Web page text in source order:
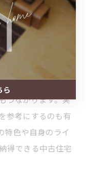
ナンス履歴や修繕
な判断材料となり
ども多いため、管
ている物件は、将
つながります。実
参考にするのも有
特色や自身のライ
得できる中古住宅
ら
ら